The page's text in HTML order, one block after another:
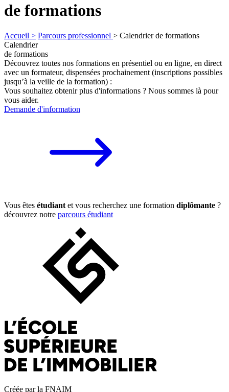
de formations
Accueil > Parcours professionnel > Calendrier de formations
Calendrier
de formations
Découvrez toutes nos formations en présentiel ou en ligne, en direct
avec un formateur, dispensées prochainement (inscriptions possibles
jusqu’à la veille de la formation) :
Vous souhaitez obtenir plus d'informations ? Nous sommes là pour
vous aider.
Demande d'information
Vous êtes étudiant et vous recherchez une formation diplômante ?
découvrez notre parcours étudiant
Créée par la FNAIM